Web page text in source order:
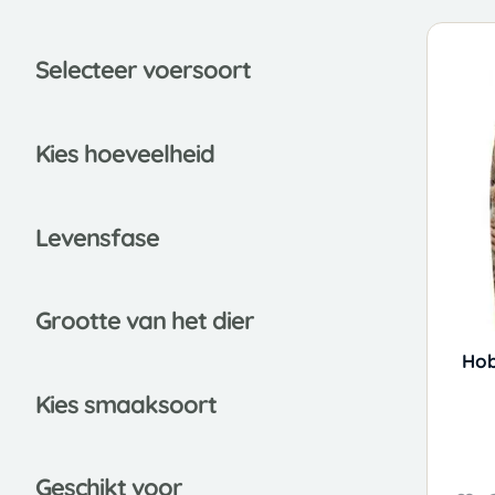
Selecteer voersoort
Kies hoeveelheid
Levensfase
Grootte van het dier
Kies smaaksoort
Geschikt voor